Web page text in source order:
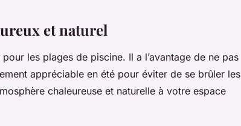
et naturel
les plages de piscine. Il a l’avantage de ne pas
appréciable en été pour éviter de se brûler les
chaleureuse et naturelle à votre espace